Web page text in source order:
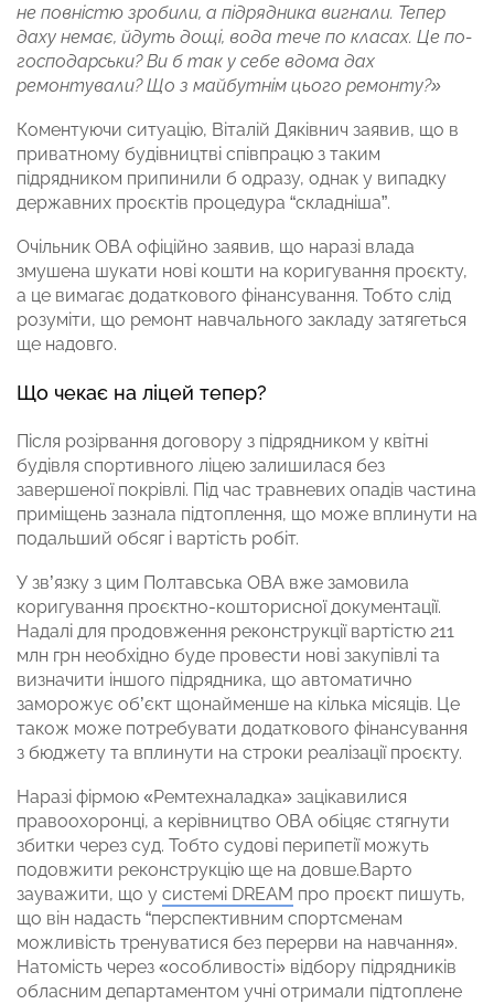
не повністю зробили, а підрядника вигнали. Тепер
даху немає, йдуть дощі, вода тече по класах. Це по-
господарськи? Ви б так у себе вдома дах
ремонтували? Що з майбутнім цього ремонту?»
Коментуючи ситуацію, Віталій Дяківнич заявив, що в
приватному будівництві співпрацю з таким
підрядником припинили б одразу, однак у випадку
державних проєктів процедура “складніша”.
Очільник ОВА офіційно заявив, що наразі влада
змушена шукати нові кошти на коригування проєкту,
а це вимагає додаткового фінансування. Тобто слід
розуміти, що ремонт навчального закладу затягеться
ще надовго.
Що чекає на ліцей тепер?
Після розірвання договору з підрядником у квітні
будівля спортивного ліцею залишилася без
завершеної покрівлі. Під час травневих опадів частина
приміщень зазнала підтоплення, що може вплинути на
подальший обсяг і вартість робіт.
У зв’язку з цим Полтавська ОВА вже замовила
коригування проєктно-кошторисної документації.
Надалі для продовження реконструкції вартістю 211
млн грн необхідно буде провести нові закупівлі та
визначити іншого підрядника, що автоматично
заморожує об’єкт щонайменше на кілька місяців. Це
також може потребувати додаткового фінансування
з бюджету та вплинути на строки реалізації проєкту.
Наразі фірмою «Ремтехналадка» зацікавилися
правоохоронці, а керівництво ОВА обіцяє стягнути
збитки через суд. Тобто судові перипетії можуть
подовжити реконструкцію ще на довше.Варто
зауважити, що у системі DREAM про проєкт пишуть,
що він надасть “перспективним спортсменам
можливість тренуватися без перерви на навчання».
Натомість через «особливості» відбору підрядників
обласним департаментом учні отримали підтоплене